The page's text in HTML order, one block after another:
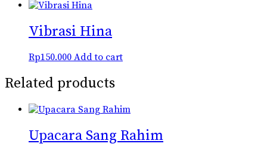
Vibrasi Hina
Rp150.000 Add to cart
Related products
Upacara Sang Rahim